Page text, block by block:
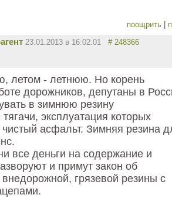
поощрить
23.01.2013 в 16:02:01 # 248366
летом - летнюю. Но корень
дорожников, депутаны в
в зимнюю резину
эксплуатация которых
чистый асфальт. Зимняя резина
все деньги на содержание и
и примут закон об
грязевой резины с